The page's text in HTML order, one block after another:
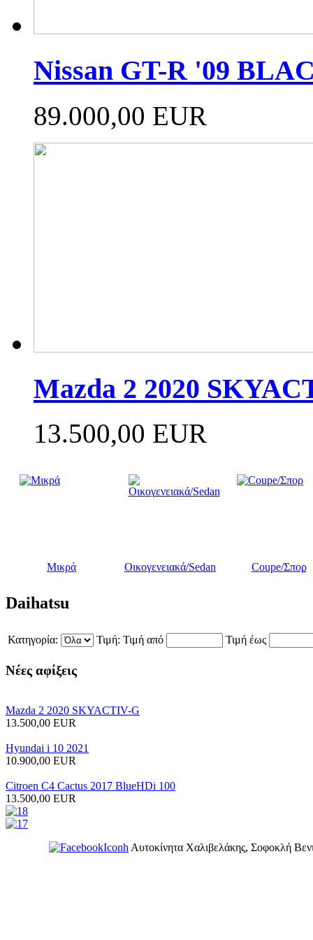
Nissan GT-R '09
89.000,00 EUR
Mazda 2 2020
13.500,00 EUR
Μικρά Οικογενειακά/Sedan Coupe/Σπορ
Daihatsu
Κατηγορία: Τιμή: Τιμή από Τιμή έως
Νέες αφίξεις
Mazda 2 2020 SKYACTIV-G
13.500,00 EUR
Hyundai i 10 2021
10.900,00 EUR
Citroen C4 Cactus 2017 BlueHDi 100
13.500,00 EUR
Αυτοκίνητα Χαλιβελάκης, Σοφοκλή